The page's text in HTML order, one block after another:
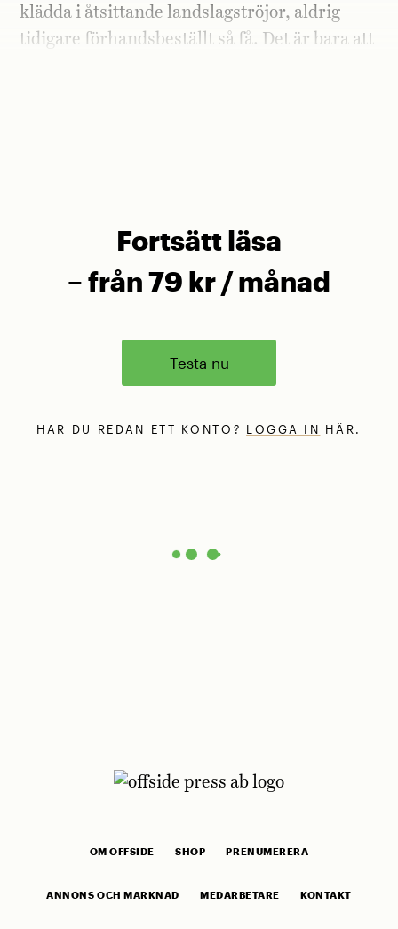
klädda i åtsittande landslagströjor, aldrig
tidigare förhandsbeställt så få. Det är bara att
Fortsätt läsa
– från 79 kr / månad
Testa nu
HAR DU REDAN ETT KONTO? LOGGA IN HÄR.
OM OFFSIDE SHOP PRENUMERERA
ANNONS OCH MARKNAD MEDARBETARE KONTAKT